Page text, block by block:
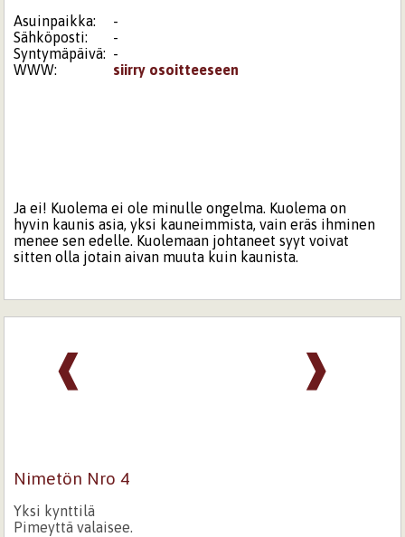
Asuinpaikka:
-
Sähköposti:
-
Syntymäpäivä: -
WWW:
siirry osoitteeseen
Ja ei! Kuolema ei ole minulle ongelma. Kuolema on
hyvin kaunis asia, yksi kauneimmista, vain eräs ihminen
menee sen edelle. Kuolemaan johtaneet syyt voivat
sitten olla jotain aivan muuta kuin kaunista.
❱
❰
Nimetön Nro 4
Yksi kynttilä
Pimeyttä valaisee.